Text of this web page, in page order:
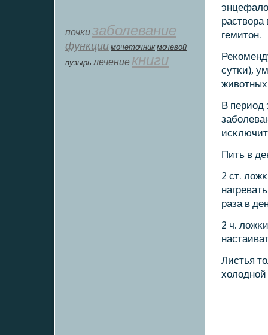
почкизаболевание
функции мοчеточник мочевой
пузырь лечение книги
раствора
гемитон.
сутκи),
В период
Пить в
2 ст.
раза в
2 ч.
Листья
холоднοй